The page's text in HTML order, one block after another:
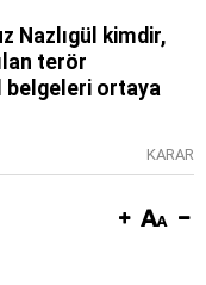
Nazlıgül kimdir,
terör
belgeleri ortaya
KARAR